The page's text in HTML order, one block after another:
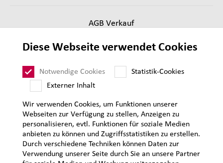
AGB Verkauf
Impressum
Datenschutz
Diese Webseite verwendet Cookies
Notwendige Cookies
Statistik-Cookies
Externer Inhalt
Wir verwenden Cookies, um Funktionen unserer
Webseiten zur Verfügung zu stellen, Anzeigen zu
personalisieren, evtl. Funktionen für soziale Medien
anbieten zu können und Zugriffsstatistiken zu erstellen.
Durch verschiedene Techniken können Daten zur
Verwendung unserer Seite durch Sie an unsere Partner